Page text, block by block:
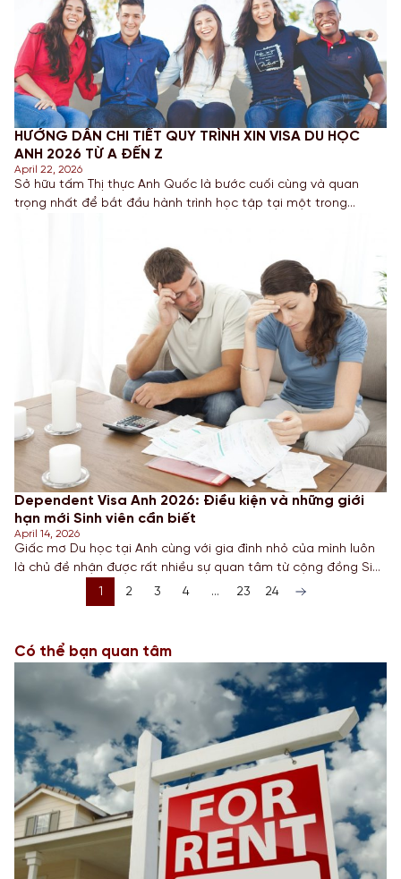
HƯỚNG DẪN CHI TIẾT QUY TRÌNH XIN VISA DU HỌC
ANH 2026 TỪ A ĐẾN Z
April 22, 2026
Sở hữu tấm Thị thực Anh Quốc là bước cuối cùng và quan
trọng nhất để bắt đầu hành trình học tập tại một trong
Dependent Visa Anh 2026: Điều kiện và những giới
hạn mới Sinh viên cần biết
April 14, 2026
Giấc mơ Du học tại Anh cùng với gia đình nhỏ của mình luôn
là chủ đề nhận được rất nhiều sự quan tâm từ cộng đồng Sinh
viên Việt Nam. Tuy nhiên, kể từ đầu năm 2024, Chính phủ Anh
đã thực hiện những thay đổi mang tính bước ngoặt đối với
1 2 3 4 … 23 24
Có thể bạn quan tâm